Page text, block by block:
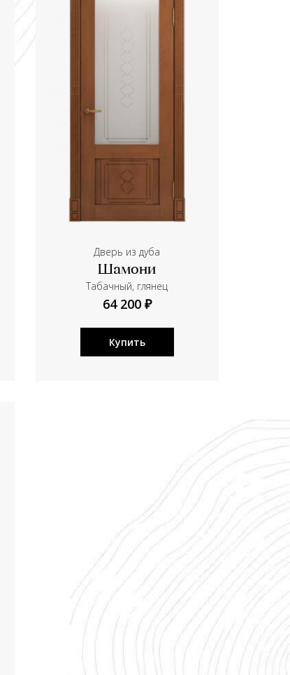
Дверь из дуба
Шамони
Табачный, глянец
64 200 ₽
Купить